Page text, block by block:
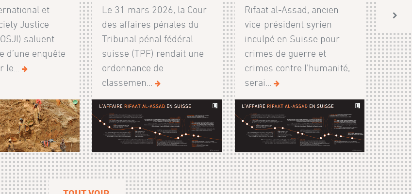
et
Justice
saluent
d’une enquête
le...
Le 31 mars 2026, la Cour
des affaires pénales du
Tribunal pénal fédéral
suisse (TPF) rendait une
ordonnance de
classemen...
Rifaat al-Assad, ancien
vice-président syrien
inculpé en Suisse pour
crimes de guerre et
crimes contre l’humanité,
serai...